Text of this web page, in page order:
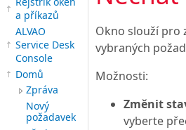
a příkazů
ALVAO
Service Desk
Console
Domů
Zpráva
Nový
požadavek
Okno slouží pro
vybraných
Možnosti:
Změnit
vyberte